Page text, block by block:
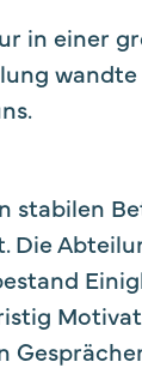
in einer
wandte
stabilen
Die